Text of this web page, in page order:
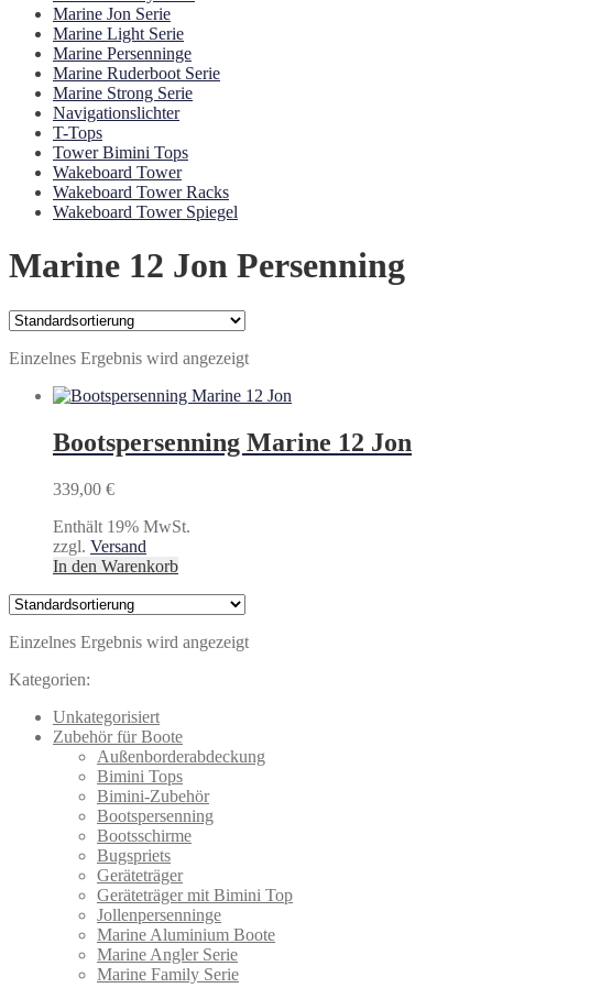
Marine Jon Serie
Marine Light Serie
Marine Persenninge
Marine Ruderboot Serie
Marine Strong Serie
Navigationslichter
T-Tops
Tower Bimini Tops
Wakeboard Tower
Wakeboard Tower Racks
Wakeboard Tower Spiegel
Marine 12 Jon Persenning
Einzelnes Ergebnis wird angezeigt
Bootspersenning Marine 12 Jon
339,00 €
Enthält 19% MwSt.
zzgl. Versand
In den Warenkorb
Einzelnes Ergebnis wird angezeigt
Kategorien:
Unkategorisiert
Zubehör für Boote
Außenborderabdeckung
Bimini Tops
Bimini-Zubehör
Bootspersenning
Bootsschirme
Bugspriets
Geräteträger
Geräteträger mit Bimini Top
Jollenpersenninge
Marine Aluminium Boote
Marine Angler Serie
Marine Family Serie